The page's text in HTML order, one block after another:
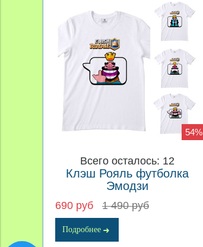
54%
Всего осталось: 12
Клэш Рояль футболка
Эмодзи
690 руб 1 490 руб
Подробнее